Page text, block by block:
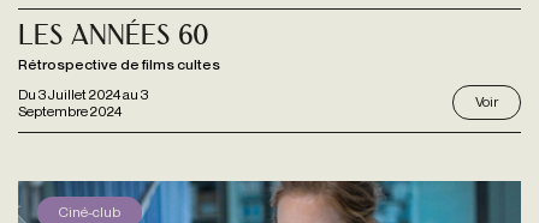
Du 3 Juillet 2024au 3
Septembre 2024
Les Années 60
Rétrospective de films cultes
Voir
Ciné-club